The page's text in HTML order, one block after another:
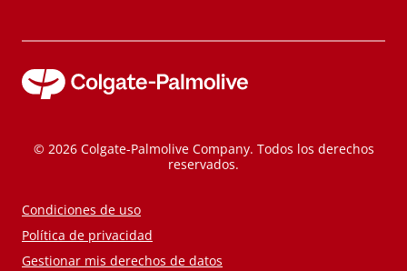
© 2026 Colgate-Palmolive Company. Todos los derechos
reservados.
Condiciones de uso
Política de privacidad
Gestionar mis derechos de datos